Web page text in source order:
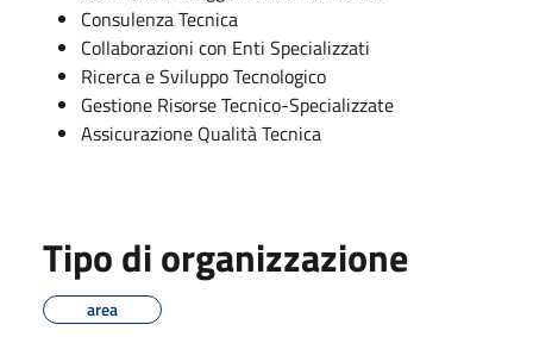
Consulenza Tecnica
Collaborazioni con Enti Specializzati
Ricerca e Sviluppo Tecnologico
Gestione Risorse Tecnico-Specializzate
Assicurazione Qualità Tecnica
Tipo di organizzazione
area